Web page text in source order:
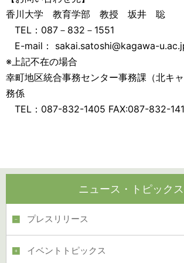
香川大学 教育学部 教授 坂井 聡
TEL：087－832－1551
E-mail： sakai.satoshi@kagawa-
※上記不在の場合
幸町地区統合事務センター事務課（北キ
務係
TEL：087-832-1405 FAX:087-832-
ニュース・トピックス
プレスリリース
イベントトピックス